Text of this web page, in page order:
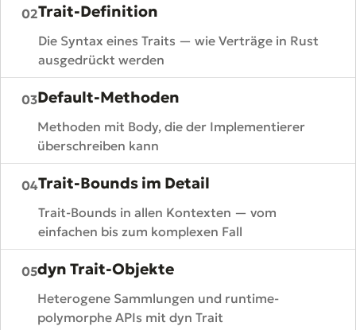
02Trait-Definition
Die Syntax eines Traits — wie Verträge in Rust
ausgedrückt werden
03Default-Methoden
Methoden mit Body, die der Implementierer
überschreiben kann
04Trait-Bounds im Detail
Trait-Bounds in allen Kontexten — vom
einfachen bis zum komplexen Fall
05dyn Trait-Objekte
Heterogene Sammlungen und runtime-
polymorphe APIs mit dyn Trait